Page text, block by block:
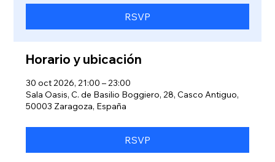
RSVP
Horario y ubicación
30 oct 2026, 21:00 – 23:00
Sala Oasis, C. de Basilio Boggiero, 28, Casco Antiguo,
50003 Zaragoza, España
RSVP